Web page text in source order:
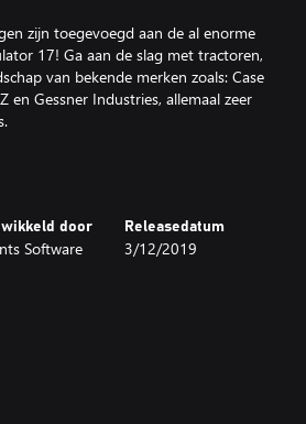
zijn toegevoegd aan de al enorme
17! Ga aan de slag met tractoren,
van bekende merken zoals: Case
en Gessner Industries, allemaal zeer
Simulator 17.
door
Software
Releasedatum
3/12/2019